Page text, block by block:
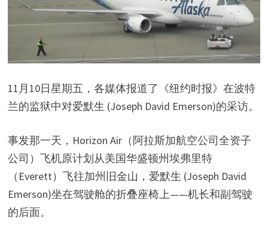
d
e
o
11月10日星期五，各媒体报道了《纽约时报》在波特
兰的监狱中对爱默生 (Joseph David Emerson)的采访。
事发那一天，Horizon Air（阿拉斯加航空公司全资子
公司）飞机原计划从美国华盛顿州埃弗里特
（Everett）飞往加州旧金山，爱默生 (Joseph David
Emerson)坐在驾驶舱的折叠座椅上——机长和副驾驶
的后面。